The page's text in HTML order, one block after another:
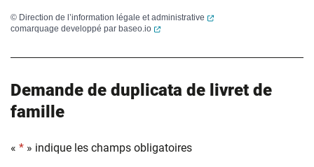
© Direction de l’information légale et administrative
(ouverture dans un
comarquage developpé par baseo.io (ouverture dans un nouvel onglet)
Demande de duplicata de livret de
famille
« * » indique les champs obligatoires